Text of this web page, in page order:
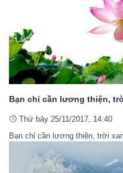
Bạn chỉ cần lương thiện,
Thứ bảy 25/11/2017, 14:40
Bạn chỉ cần lương thiện, trời